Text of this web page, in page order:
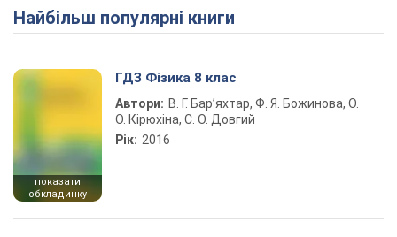
Play Video
Найбільш популярні книги
показати
обкладинку
ГДЗ Фізика 8 клас
Автори: В. Г. Бар’яхтар, Ф. Я. Божинова, О.
О. Кірюхіна, С. О. Довгий
Рік: 2016